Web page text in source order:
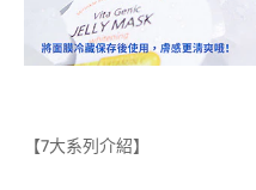
【7大系列介紹】